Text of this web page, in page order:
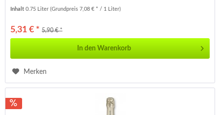
Inhalt0.75 Liter(Grundpreis 7,08 € * / 1 Liter)
5,31 € * 5,90 € *
In den Warenkorb
Merken